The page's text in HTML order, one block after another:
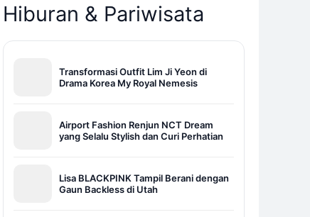
Hiburan & Pariwisata
Transformasi Outfit Lim Ji Yeon di
Drama Korea My Royal Nemesis
Airport Fashion Renjun NCT Dream
yang Selalu Stylish dan Curi Perhatian
Lisa BLACKPINK Tampil Berani dengan
Gaun Backless di Utah